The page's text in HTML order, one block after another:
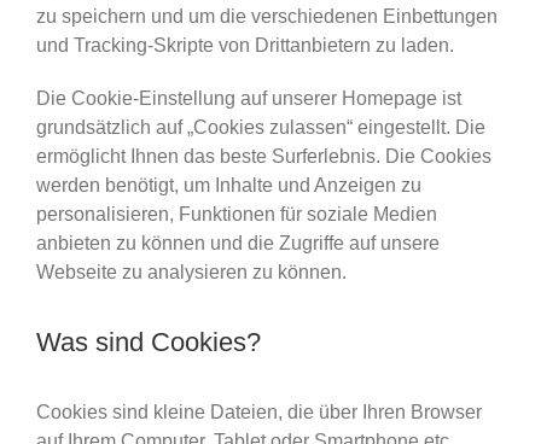
zu speichern und um die verschiedenen Einbettungen
und Tracking-Skripte von Drittanbietern zu laden.
Die Cookie-Einstellung auf unserer Homepage ist
grundsätzlich auf „Cookies zulassen“ eingestellt. Die
ermöglicht Ihnen das beste Surferlebnis. Die Cookies
werden benötigt, um Inhalte und Anzeigen zu
personalisieren, Funktionen für soziale Medien
anbieten zu können und die Zugriffe auf unsere
Webseite zu analysieren zu können.
Was sind Cookies?
Cookies sind kleine Dateien, die über Ihren Browser